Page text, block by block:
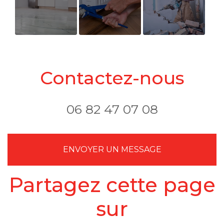
fuite ?
fuite non
Contactez-nous
06 82 47 07 08
ENVOYER UN MESSAGE
Partagez cette page
sur